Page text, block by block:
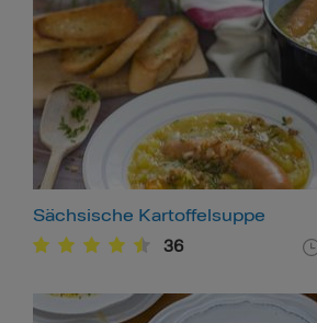
Sächsische Kartoffelsuppe
36